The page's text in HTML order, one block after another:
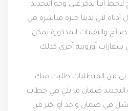
لاحظ أننا نذكر على وجه التحديد
أدناه لأن لدينا خبرة مباشرة في
والتقنيات المذكورة يمكن
أوروبية أخرى كذلك
من المتطلبات طلبت منك
التحديد ضمان ما يلي في خطاب
في ضمان واحد أو أكثر من